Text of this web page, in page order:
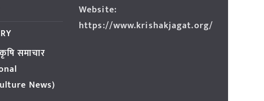
कृषि समाचार
News)
Website:
https://www.krishakjagat.org/